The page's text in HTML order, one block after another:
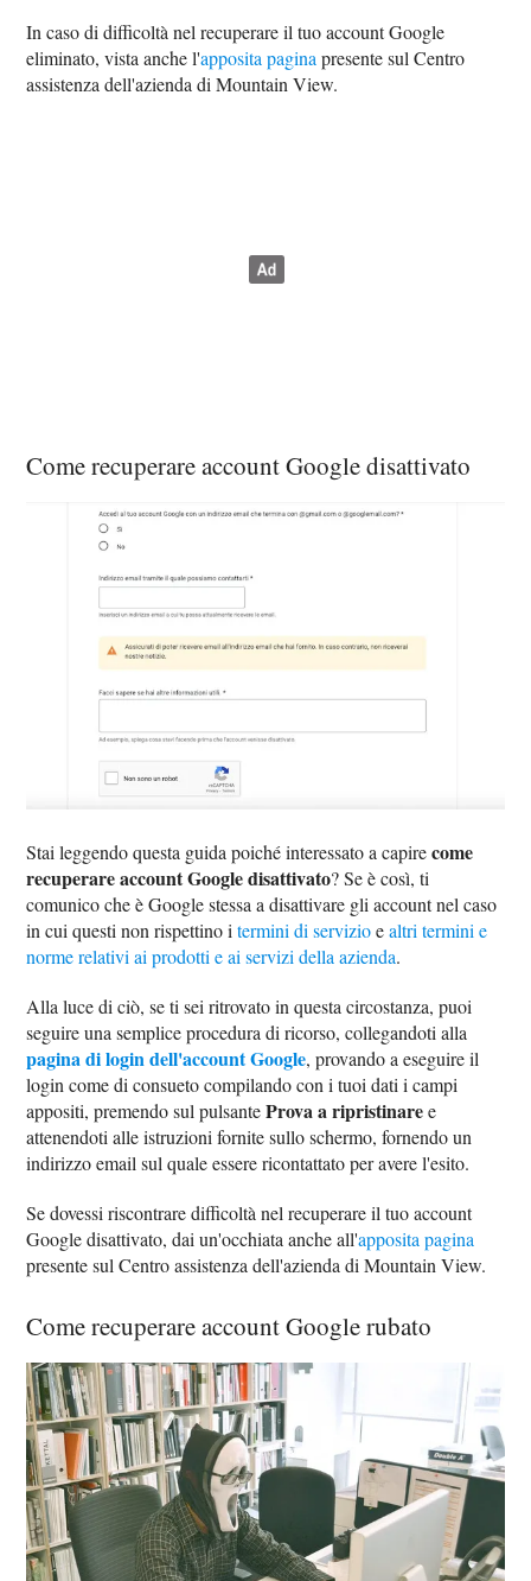
In caso di difficoltà nel recuperare il tuo account Google
eliminato, vista anche l'apposita pagina presente sul Centro
assistenza dell'azienda di Mountain View.
Come recuperare account Google disattivato
Stai leggendo questa guida poiché interessato a capirecome
recuperare account Google disattivato? Se è così, ti
comunico che è Google stessa a disattivare gli account nel caso
in cui questi non rispettino itermini di servizioealtri termini e
norme relativi ai prodotti e ai servizi della azienda.
Alla luce di ciò, se ti sei ritrovato in questa circostanza, puoi
seguire una semplice procedura di ricorso, collegandoti alla
pagina di login dell'account Google, provando a eseguire il
login come di consueto compilando con i tuoi dati i campi
appositi, premendo sul pulsanteProva a ripristinaree
attenendoti alle istruzioni fornite sullo schermo, fornendo un
indirizzo email sul quale essere ricontattato per avere l'esito.
Se dovessi riscontrare difficoltà nel recuperare il tuo account
Google disattivato, dai un'occhiata anche all'apposita pagina
presente sul Centro assistenza dell'azienda di Mountain View.
Come recuperare account Google rubato